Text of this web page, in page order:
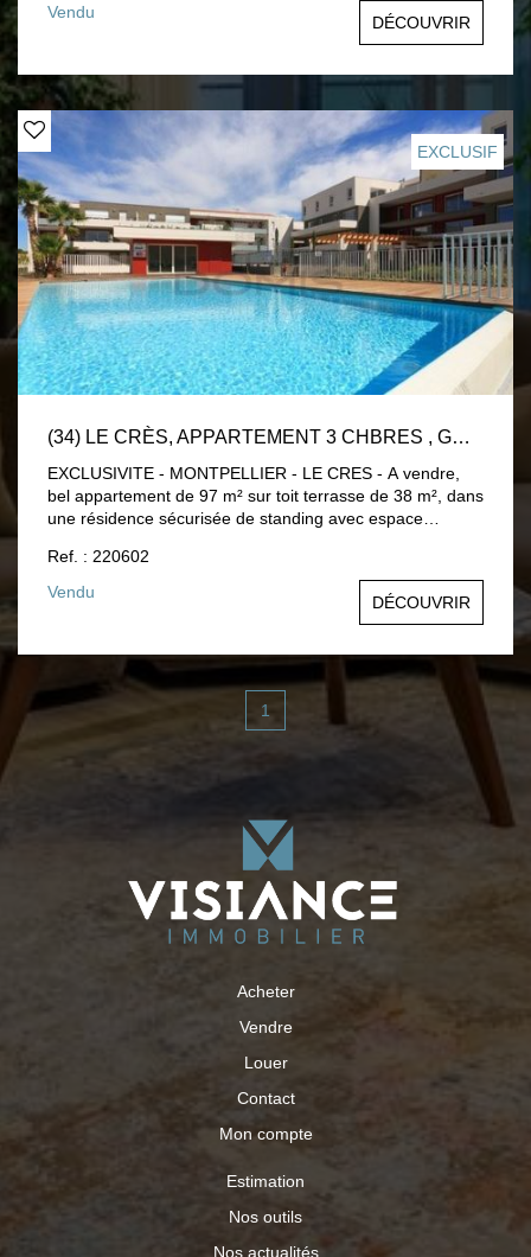
Vendu
DÉCOUVRIR
EXCLUSIF
(34) LE CRÈS, APPARTEMENT 3 CHBRES , GRANDE TERRASSE, 2 GARAGES , 1 PLACE DE PARKING, RÉSIDENCE AVEC PISCINE. M²
EXCLUSIVITE - MONTPELLIER - LE CRES - A vendre,
bel appartement de 97 m² sur toit terrasse de 38 m², dans
une résidence sécurisée de standing avec espace
avec cuisine. Très belle exposition Est et Sud. A découvrir
rapidement.
Ref. : 220602
Vendu
DÉCOUVRIR
1
Acheter
Vendre
Louer
Contact
Mon compte
Estimation
Nos outils
Nos actualités